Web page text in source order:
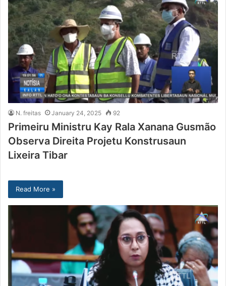
N. freitas January 24, 2025 92
Primeiru Ministru Kay Rala Xanana Gusmão
Observa Direita Projetu Konstrusaun
Lixeira Tibar
Read More »